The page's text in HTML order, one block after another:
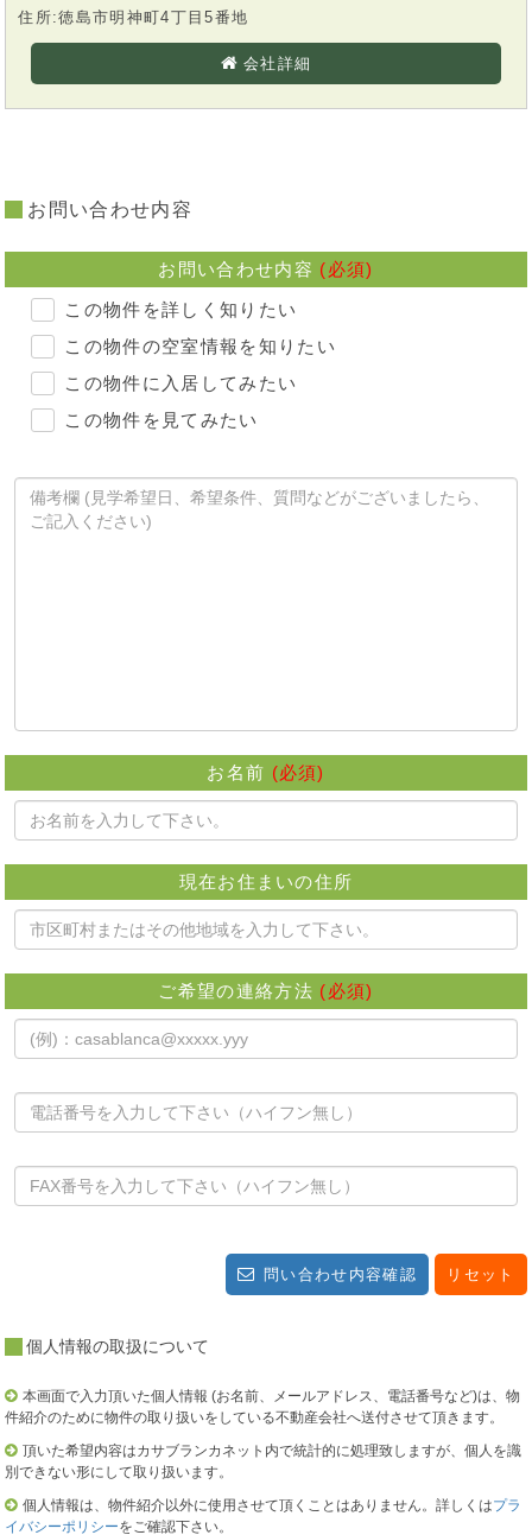
住所:徳島市明神町4丁目5番地
会社詳細
お問い合わせ内容
お問い合わせ内容 (必須)
この物件を詳しく知りたい
この物件の空室情報を知りたい
この物件に入居してみたい
この物件を見てみたい
お名前 (必須)
現在お住まいの住所
ご希望の連絡方法 (必須)
問い合わせ内容確認 リセット
個人情報の取扱について
本画面で入力頂いた個人情報 (お名前、メールアドレス、電話番号など)は、物
件紹介のために物件の取り扱いをしている不動産会社へ送付させて頂きます。
頂いた希望内容はカサブランカネット内で統計的に処理致しますが、個人を識
別できない形にして取り扱います。
個人情報は、物件紹介以外に使用させて頂くことはありません。詳しくはプラ
イバシーポリシーをご確認下さい。